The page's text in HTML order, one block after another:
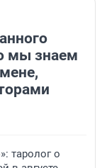
мы знаем
таролог о